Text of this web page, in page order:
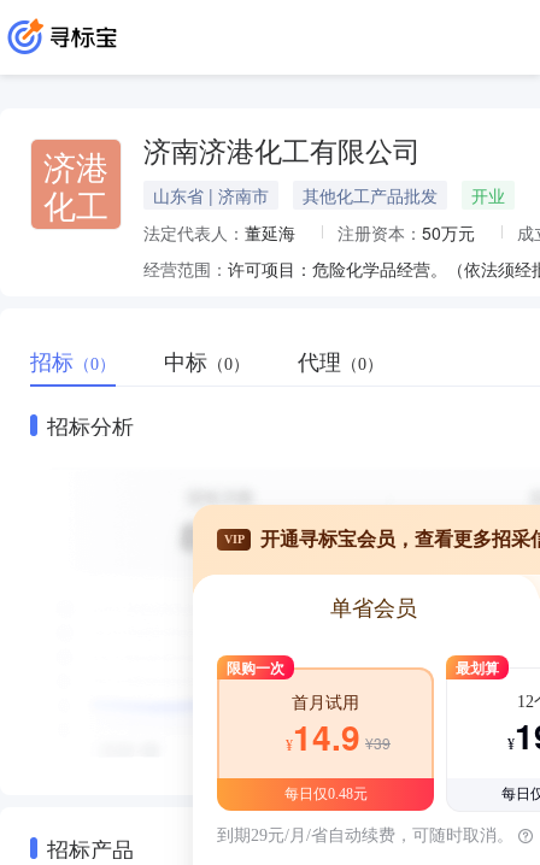
济港
化工
济南济港化工有限公司
山东省 | 济南市 其他化工产品批发
开业
法定代表人： 董延海 注册资本： 50万元
成
经营范围：
招标 （0） 中标 （0） 代理 （0）
招标分析
招标产品
VIP 开通寻标宝会员，查看更多招采
单省会员
限购一次
首月试用
¥14.9 ¥39
每日仅0.48元
最划算
12
¥
每日
到期29元/月/省自动续费，可随时取消。